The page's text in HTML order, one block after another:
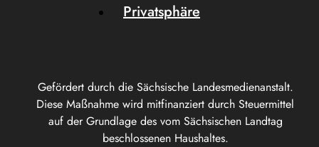
Gefördert durch die Sächsische Landesmedienanstalt.
Diese Maßnahme wird mitfinanziert durch Steuermittel
auf der Grundlage des vom Sächsischen Landtag
beschlossenen Haushaltes.
Privatsphäre